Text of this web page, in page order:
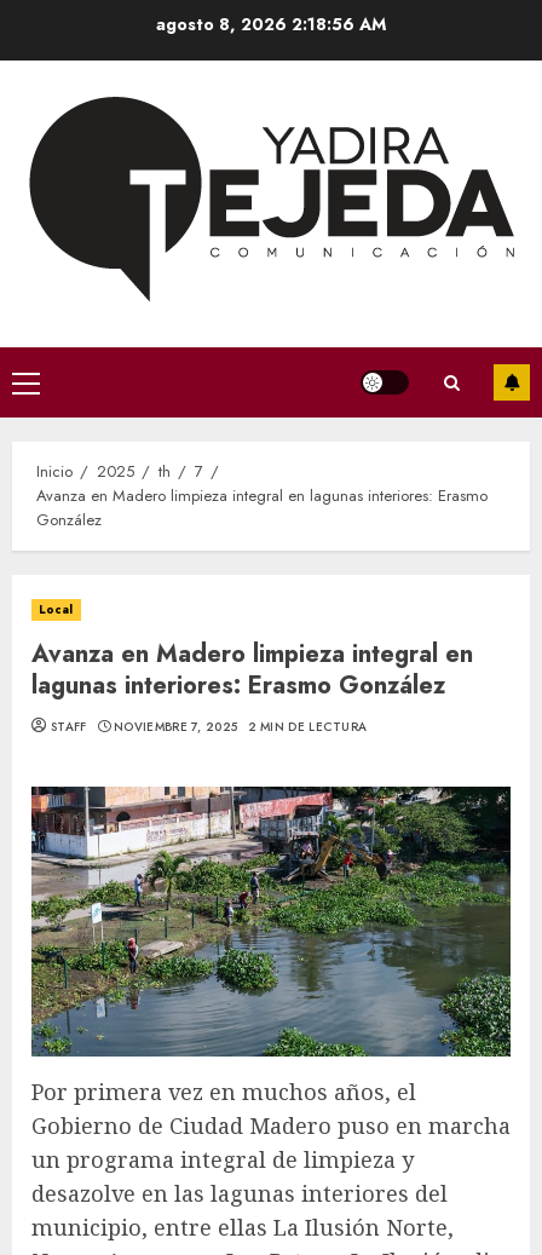
agosto 8, 2026 2:18:56 AM
Menú
principal
Inicio 2025 th
7
Avanza en Madero limpieza integral en lagunas interiores: Erasmo
González
Local
Avanza en Madero limpieza integral en
lagunas interiores: Erasmo González
STAFF NOVIEMBRE 7, 2025 2 MIN DE LECTURA
Por primera vez en muchos años, el
Gobierno de Ciudad Madero puso en marcha
un programa integral de limpieza y
desazolve en las lagunas interiores del
municipio, entre ellas La Ilusión Norte,